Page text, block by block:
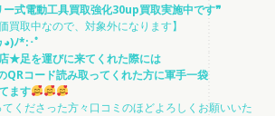
ー式電動工具買取強化30up買取実施中です❞
取中なので、対象外になります】
◕)ﾉ*:･ﾟ
★足を運びに来てくれた際には
QRコード読み取ってくれた方に軍手一袋
ます
くださった方々口コミのほどよろしくお願いいた